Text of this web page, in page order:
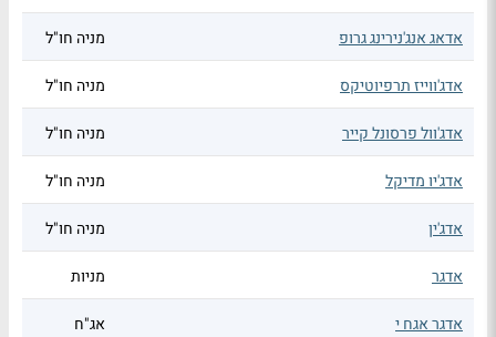
אדאג אנג'נירינג גרופ מניה חו"ל
אדג'ווייז תרפיוטיקס מניה חו"ל
אדג'וול פרסונל קייר מניה חו"ל
אדג'יו מדיקל מניה חו"ל
אדג'ין מניה חו"ל
אדגר מניות
אדגר אגח י אג"ח